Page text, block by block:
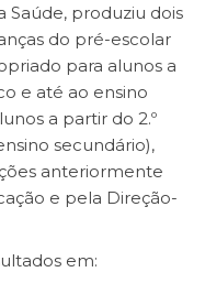
Saúde, produziu dois
do pré-escolar
para alunos a
e até ao ensino
a partir do 2.º
secundário),
anteriormente
e pela Direção-
em: